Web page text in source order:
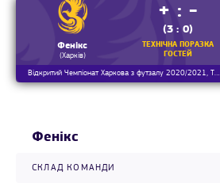
Фенікс
(Харків)
+ : -
(3 : 0)
ТЕХНІЧНА ПОРАЗКА
ГОСТЕЙ
Відкритий Чемпіонат Харкова з футзалу 2020/2021, Тур 11
Фенікс
СКЛАД КОМАНДИ